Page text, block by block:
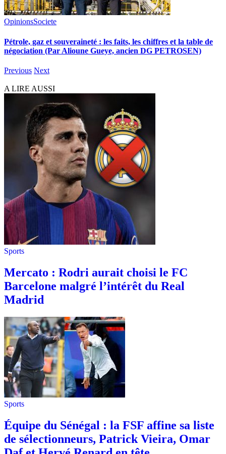
OpinionsSociete
Pétrole, gaz et souveraineté : les faits, les chiffres et la table de
négociation (Par Alioune Gueye, ancien DG PETROSEN)
Previous Next
A LIRE AUSSI
Sports
Mercato : Rodri aurait choisi le FC
Barcelone malgré l’intérêt du Real
Madrid
Sports
Équipe du Sénégal : la FSF affine sa liste
de sélectionneurs, Patrick Vieira, Omar